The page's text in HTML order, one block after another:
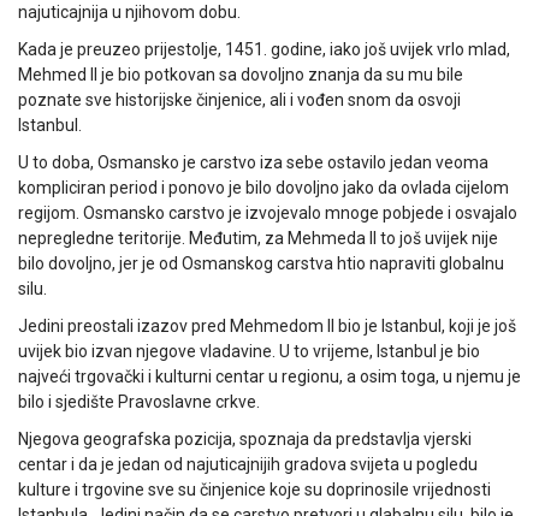
najuticajnija u njihovom dobu.
Kada je preuzeo prijestolje, 1451. godine, iako još uvijek vrlo mlad,
Mehmed II je bio potkovan sa dovoljno znanja da su mu bile
poznate sve historijske činjenice, ali i vođen snom da osvoji
Istanbul.
U to doba, Osmansko je carstvo iza sebe ostavilo jedan veoma
kompliciran period i ponovo je bilo dovoljno jako da ovlada cijelom
regijom. Osmansko carstvo je izvojevalo mnoge pobjede i osvajalo
nepregledne teritorije. Međutim, za Mehmeda II to još uvijek nije
bilo dovoljno, jer je od Osmanskog carstva htio napraviti globalnu
silu.
Jedini preostali izazov pred Mehmedom II bio je Istanbul, koji je još
uvijek bio izvan njegove vladavine. U to vrijeme, Istanbul je bio
najveći trgovački i kulturni centar u regionu, a osim toga, u njemu je
bilo i sjedište Pravoslavne crkve.
Njegova geografska pozicija, spoznaja da predstavlja vjerski
centar i da je jedan od najuticajnijih gradova svijeta u pogledu
kulture i trgovine sve su činjenice koje su doprinosile vrijednosti